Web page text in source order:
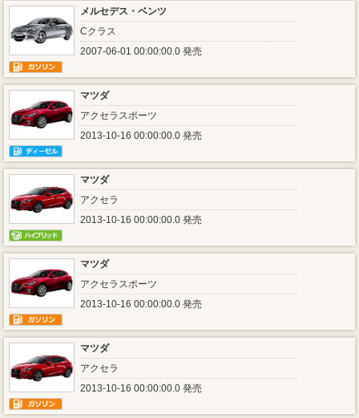
メルセデス・ベンツ
Cクラス
2007-06-01 00:00:00.0 発売
マツダ
アクセラスポーツ
2013-10-16 00:00:00.0 発売
マツダ
アクセラ
2013-10-16 00:00:00.0 発売
マツダ
アクセラスポーツ
2013-10-16 00:00:00.0 発売
マツダ
アクセラ
2013-10-16 00:00:00.0 発売